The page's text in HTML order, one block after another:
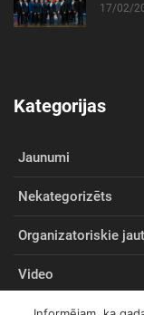
17/02/
Kategorijas
Jaunumi
Nekategorizēts
Organizatoriskie
Video